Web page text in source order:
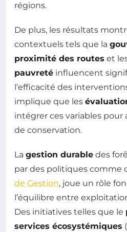
régions.
De plus, les résultats
contextuels tels que la
proximité des routes et
pauvreté influencent
l’efficacité des
implique que les
intégrer ces variables pour
de conservation.
La gestion durable des
par des politiques comme
de Gestion, joue un rôle
l’équilibre entre
Des initiatives telles que le
services écosystémiques